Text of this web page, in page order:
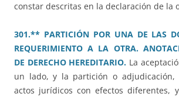
constar descritas en la declaración de la
301.** PARTICIÓN POR UNA DE LAS
REQUERIMIENTO A LA OTRA.
DE DERECHO HEREDITARIO. La
un lado, y la partición o adjudicación,
actos jurídicos con efectos diferentes,